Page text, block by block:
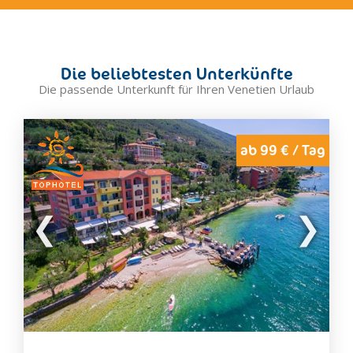
Caorle
Chioggia
Cibiana di Cadore
Cison di Valmarino
Cittadella
Colle Santa Lucia
Cortina d'Ampezzo
Dolo
Eraclea
Este
Falcade
Farra di Soligo
Feltre
Die beliebtesten Unterkünfte
Die passende Unterkunft für Ihren Venetien Urlaub
ab 99 € / Tag